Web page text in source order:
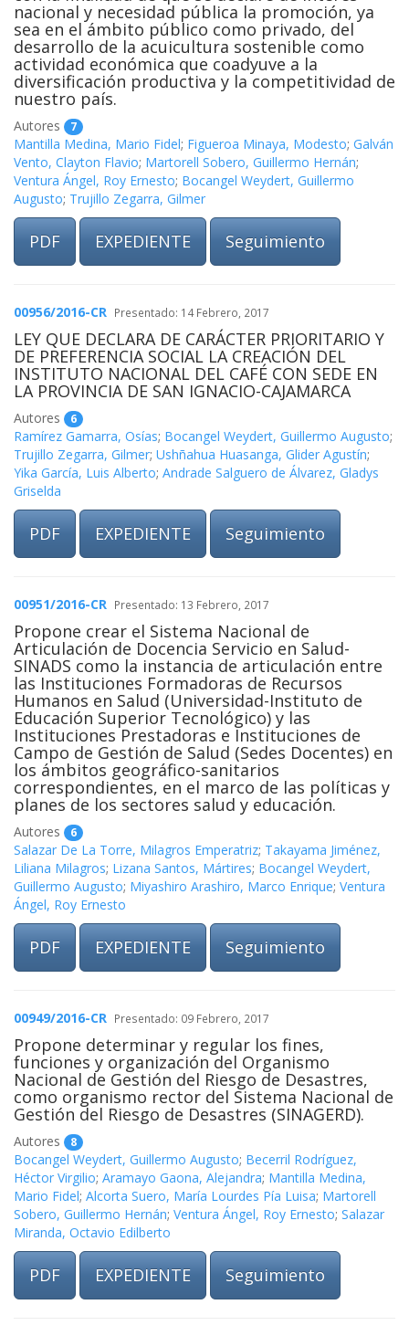
nacional y necesidad pública la promoción, ya
sea en el ámbito público como privado, del
desarrollo de la acuicultura sostenible como
actividad económica que coadyuve a la
diversificación productiva y la competitividad de
nuestro país.
Autores 7
Mantilla Medina, Mario Fidel; Figueroa Minaya, Modesto; Galván
Vento, Clayton Flavio; Martorell Sobero, Guillermo Hernán;
Ventura Ángel, Roy Ernesto; Bocangel Weydert, Guillermo
Augusto; Trujillo Zegarra, Gilmer
PDF EXPEDIENTE Seguimiento
00956/2016-CR Presentado: 14 Febrero, 2017
LEY QUE DECLARA DE CARÁCTER PRIORITARIO Y
DE PREFERENCIA SOCIAL LA CREACIÓN DEL
INSTITUTO NACIONAL DEL CAFÉ CON SEDE EN
LA PROVINCIA DE SAN IGNACIO-CAJAMARCA
Autores 6
Ramírez Gamarra, Osías; Bocangel Weydert, Guillermo Augusto;
Trujillo Zegarra, Gilmer; Ushñahua Huasanga, Glider Agustín;
Yika García, Luis Alberto; Andrade Salguero de Álvarez, Gladys
Griselda
PDF EXPEDIENTE Seguimiento
00951/2016-CR Presentado: 13 Febrero, 2017
Propone crear el Sistema Nacional de
Articulación de Docencia Servicio en Salud-
SINADS como la instancia de articulación entre
las Instituciones Formadoras de Recursos
Humanos en Salud (Universidad-Instituto de
Educación Superior Tecnológico) y las
Instituciones Prestadoras e Instituciones de
Campo de Gestión de Salud (Sedes Docentes) en
los ámbitos geográfico-sanitarios
correspondientes, en el marco de las políticas y
planes de los sectores salud y educación.
Autores 6
Salazar De La Torre, Milagros Emperatriz; Takayama Jiménez,
Liliana Milagros; Lizana Santos, Mártires; Bocangel Weydert,
Guillermo Augusto; Miyashiro Arashiro, Marco Enrique; Ventura
Ángel, Roy Ernesto
PDF EXPEDIENTE Seguimiento
00949/2016-CR Presentado: 09 Febrero, 2017
Propone determinar y regular los fines,
funciones y organización del Organismo
Nacional de Gestión del Riesgo de Desastres,
como organismo rector del Sistema Nacional de
Gestión del Riesgo de Desastres (SINAGERD).
Autores 8
Bocangel Weydert, Guillermo Augusto; Becerril Rodríguez,
Héctor Virgilio; Aramayo Gaona, Alejandra; Mantilla Medina,
Mario Fidel; Alcorta Suero, María Lourdes Pía Luisa; Martorell
Sobero, Guillermo Hernán; Ventura Ángel, Roy Ernesto; Salazar
Miranda, Octavio Edilberto
PDF EXPEDIENTE Seguimiento